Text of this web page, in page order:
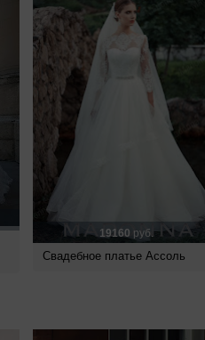
19160 руб.
Свадебное платье Ассоль